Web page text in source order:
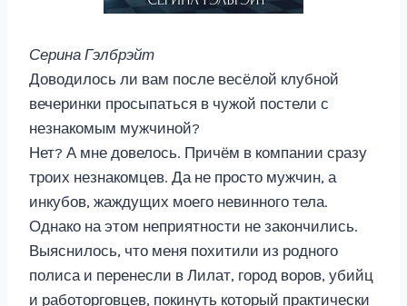
Серина Гэлбрэйт
Доводилось ли вам после весёлой клубной
вечеринки просыпаться в чужой постели с
незнакомым мужчиной?
Нет? А мне довелось. Причём в компании сразу
троих незнакомцев. Да не просто мужчин, а
инкубов, жаждущих моего невинного тела.
Однако на этом неприятности не закончились.
Выяснилось, что меня похитили из родного
полиса и перенесли в Лилат, город воров, убийц
и работорговцев, покинуть который практически